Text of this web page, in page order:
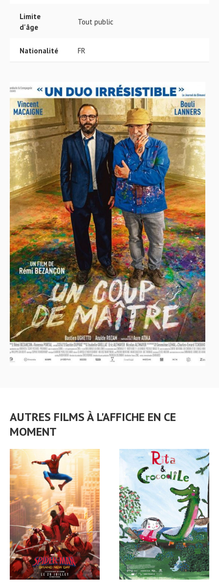
Limite
d'âge
Tout public
Nationalité FR
AUTRES FILMS À L'AFFICHE EN CE
MOMENT